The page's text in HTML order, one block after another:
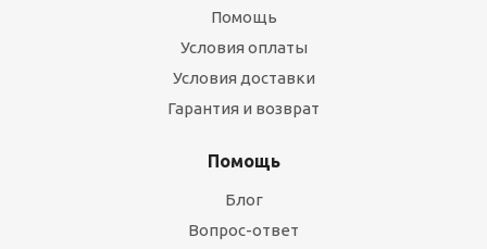
Помощь
Условия оплаты
Условия доставки
Гарантия и возврат
Помощь
Блог
Вопрос-ответ